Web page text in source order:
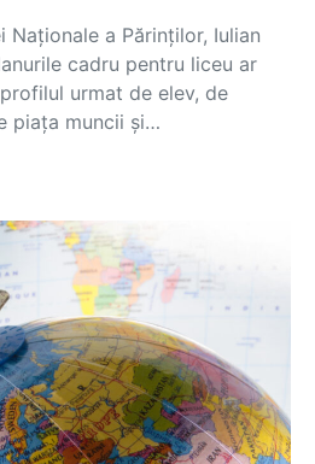
Naționale a Părinților, Iulian
cadru pentru liceu ar
urmat de elev, de
piața muncii și…